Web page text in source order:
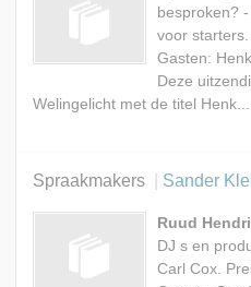
besproken?
voor
Gasten:
Deze
Welingelicht met de titel Henk...
Spraakmakers Sander
Ruud
DJ s en
Carl Cox.